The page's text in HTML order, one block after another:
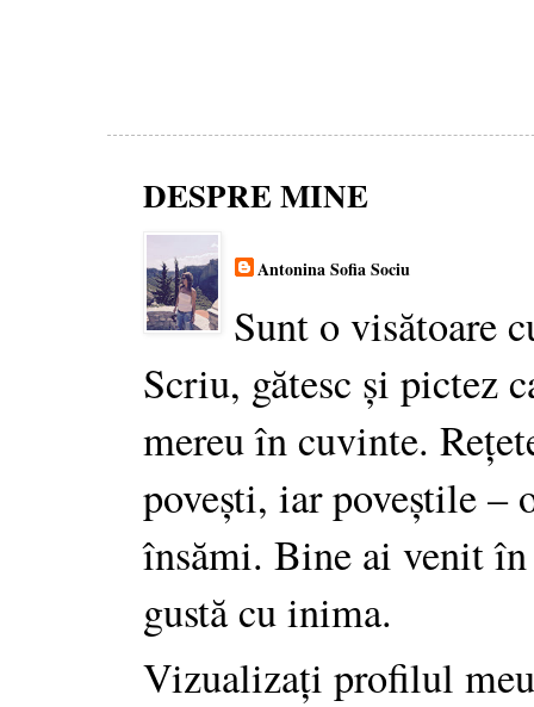
DESPRE MINE
Antonina Sofia Sociu
Sunt o visătoare
Scriu, gătesc și pictez
mereu în cuvinte.
povești, iar poveștile –
însămi. Bine ai venit
gustă cu inima.
Vizualizați profilul